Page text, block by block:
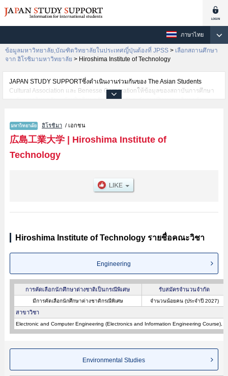
ภาษาไทย
ข้อมูลมหาวิทยาลัย,บัณฑิตวิทยาลัยในประเทศญี่ปุ่นต้องที่ JPSS > เลือกสถานศึกษา
จาก ฮิโรชิมามหาวิทยาลัย > Hiroshima Institute of Technology
JAPAN STUDY SUPPORTซึ่งดำเนินงานร่วมกันของ The Asian Students
Cultural Association และ Benesse Corporationให้ข้อมูลของสถาบันการศึกษา
ระดับมหาวิทยาลัย・บัณฑิตวิทยาลัย・วิทยาลัยระดับอนุปริญญา・วิทยาลัย
นักศึกษาต่างชาติเช่นข้อมูลของแต่ละคณะ,ข้อมูลการสอบคัดเลือกเข้าศึกษาเช่น
จำนวนคนที่รับสมัครหรือจำนวนคนที่ผ่านการสอบคัดเลือกเป็นต้น,แนะนำสถาน
ที่,การเดินทางเป็นต้นไว้ด้วยดังนั้นขอเชิญใช้บริการค้นหาข้อมูลตามอัธยาศัย
ฮิโรชิมา / เอกชน
広島工業大学| Hiroshima Institute of
Technology
Hiroshima Institute of Technology รายชื่อคณะวิชา
Engineering
การคัดเลือกนักศึกษาต่างชาติเป็นกรณีพิเศษ รับสมัครจำนวนจำกัด
มีการคัดเลือกนักศึกษาต่างชาติกรณีพิเศษ จำนวนน้อยคน (ประจำปี 2027)
สาขาวิชา
Electronic and Computer Engineering (Electronics and Information Engineering Course)
Environmental Studies